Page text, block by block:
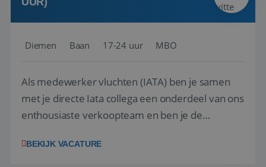
Diemen Baan 17-24 uur MBO
Als medewerker vluchten (IATA) ben je samen
met je directe Iata collega een onderdeel van ons
enthousiaste verkoopteam en ben je de
en tarieven waar je collega’s niet uitkomen.
BEKIJK VACATURE